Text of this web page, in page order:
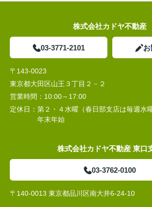
株式会社カドヤ不動産
03-3771-2101 お
〒143-0023
東京都大田区山王３丁目２－２
営業時間： 10:00～17:00
定休日： 第２・４水曜（春日部支店は毎週水
年末年始
株式会社カドヤ不動産 東口
03-3762-0100
〒140-0013 東京都品川区南大井6-24-10